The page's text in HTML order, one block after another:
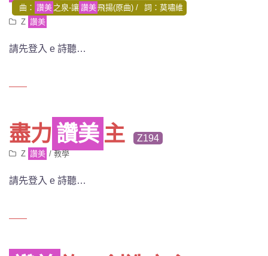
曲： 讚美 之泉-讓 讚美飛揚(原曲)
詞：莫嘯維
Z 讚美
請先登入 e 詩聽…
盡力 讚美 主 Z194
Z 讚美 /教學
請先登入 e 詩聽…